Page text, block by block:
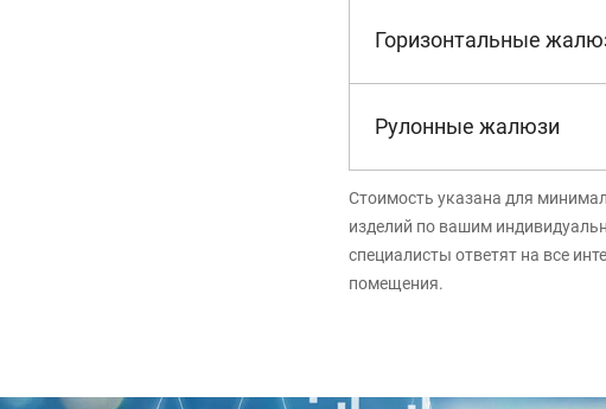
Горизонтальные
Рулонные жалюзи
Стоимость указана для
изделий по вашим
специалисты ответят на все
помещения.